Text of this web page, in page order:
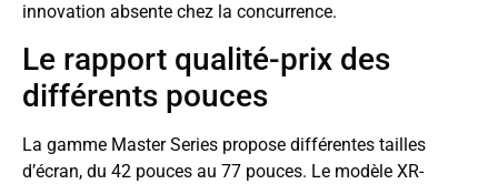
innovation absente chez la concurrence.
Le rapport qualité-prix des
différents pouces
La gamme Master Series propose différentes tailles
d’écran, du 42 pouces au 77 pouces. Le modèle XR-